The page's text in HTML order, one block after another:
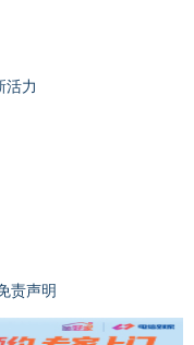
活力
责声明